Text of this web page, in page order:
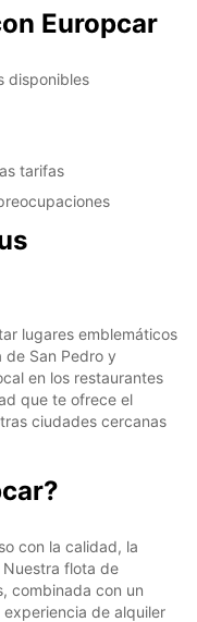
Europcar
disponibles
tarifas
lugares emblemáticos
de San Pedro y
en los restaurantes
que te ofrece el
ciudades cercanas
con la calidad, la
flota de
combinada con un
de alquiler